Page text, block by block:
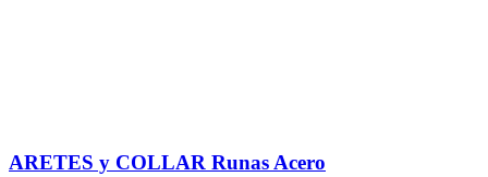
ARETES y COLLAR Runas Acero